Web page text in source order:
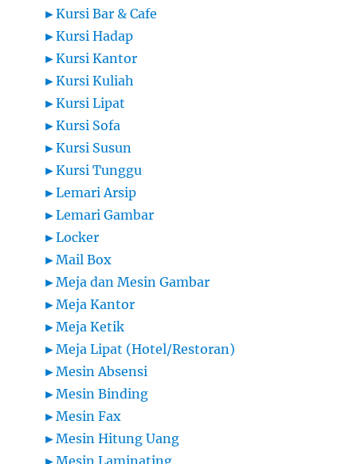
►Kursi Bar & Cafe
►Kursi Hadap
►Kursi Kantor
►Kursi Kuliah
►Kursi Lipat
►Kursi Sofa
►Kursi Susun
►Kursi Tunggu
►Lemari Arsip
►Lemari Gambar
►Locker
►Mail Box
►Meja dan Mesin Gambar
►Meja Kantor
►Meja Ketik
►Meja Lipat (Hotel/Restoran)
►Mesin Absensi
►Mesin Binding
►Mesin Fax
►Mesin Hitung Uang
►Mesin Laminating